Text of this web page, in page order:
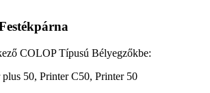
COLOP Típusú Bélyegzőkbe:
plus 50, Printer C50, Printer 50